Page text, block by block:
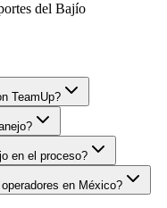
del Bajío
TeamUp?
en el proceso?
en México?